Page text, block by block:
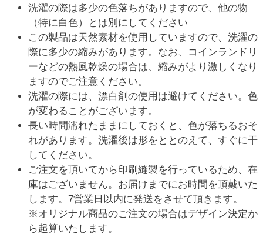
洗濯の際は多少の色落ちがありますので、他の物
（特に白色）とは別にしてください
この製品は天然素材を使用していますので、洗濯の
際に多少の縮みがあります。なお、コインランドリ
ーなどの熱風乾燥の場合は、縮みがより激しくなり
ますのでご注意ください。
洗濯の際には、漂白剤の使用は避けてください。色
が変わることがございます。
長い時間濡れたままにしておくと、色が落ちるおそ
れがあります。洗濯後は形をととのえて、すぐに干
してください。
ご注文を頂いてから印刷縫製を行っているため、在
庫はございません。お届けまでにお時間を頂戴いた
します。7営業日以内に発送をさせて頂きます。
※オリジナル商品のご注文の場合はデザイン決定か
ら起算いたします。